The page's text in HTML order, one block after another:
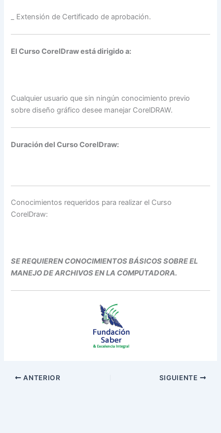
_ Extensión de Certificado de aprobación.
El Curso CorelDraw está dirigido a:
Cualquier usuario que sin ningún conocimiento previo
sobre diseño gráfico desee manejar CorelDRAW.
Duración del Curso CorelDraw:
Conocimientos requeridos para realizar el Curso
CorelDraw:
SE REQUIEREN CONOCIMIENTOS BÁSICOS SOBRE EL
MANEJO DE ARCHIVOS EN LA COMPUTADORA.
ANTERIOR SIGUIENTE